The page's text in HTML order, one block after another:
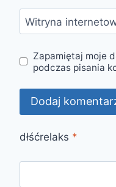
Witryna
Zapamiętaj moje
podczas pisania
dłśćrelaks *